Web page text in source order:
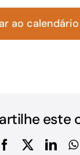
ao calendário
este
Facebook
X